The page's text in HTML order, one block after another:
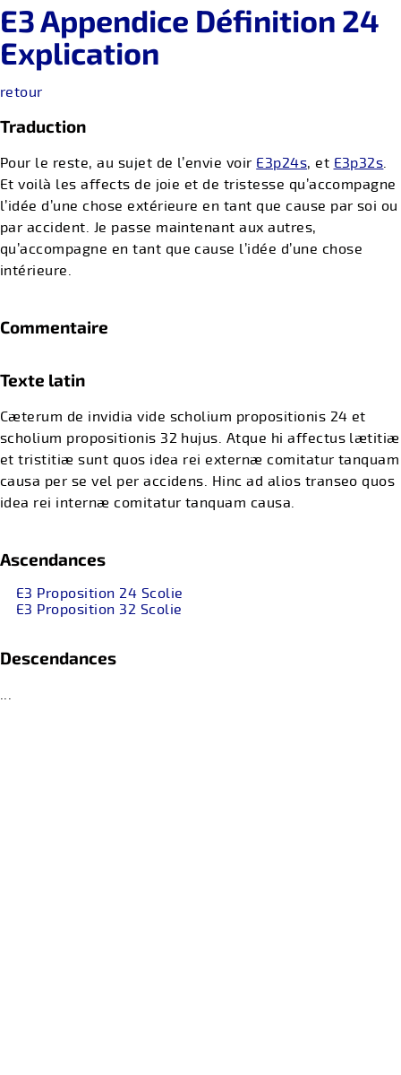
E3 Appendice Définition 24
Explication
retour
Traduction
Pour le reste, au sujet de l’envie voir E3p24s, et E3p32s
Et voilà les affects de joie et de tristesse qu’accompagne
l’idée d’une chose extérieure en tant que cause par soi ou
par accident. Je passe maintenant aux autres,
qu’accompagne en tant que cause l’idée d’une chose
intérieure.
Commentaire
Texte latin
Cæterum de invidia vide scholium propositionis 24 et
scholium propositionis 32 hujus. Atque hi affectus lætitiæ
et tristitiæ sunt quos idea rei externæ comitatur tanquam
causa per se vel per accidens. Hinc ad alios transeo quos
idea rei internæ comitatur tanquam causa.
Ascendances
E3 Proposition 24 Scolie
E3 Proposition 32 Scolie
Descendances